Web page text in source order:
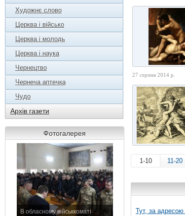
Художнє слово
Церква і військо
Церква і молодь
Церква і наука
Чернецтво
Чернеча аптечка
Чудо
Архів газети
Фотогалерея
В обласному військкоматі
27 серпня 2014 р.
1-10 11-20
Тут, за адресою